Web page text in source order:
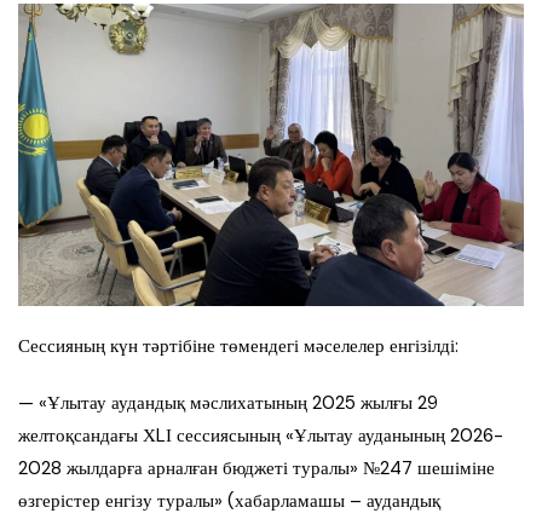
Сессияның күн тәртібіне төмендегі мәселелер енгізілді:
— «Ұлытау аудандық мәслихатының 2025 жылғы 29
желтоқсандағы ХLІ сессиясының «Ұлытау ауданының 2026-
2028 жылдарға арналған бюджеті туралы» №247 шешіміне
өзгерістер енгізу туралы» (хабарламашы – аудандық